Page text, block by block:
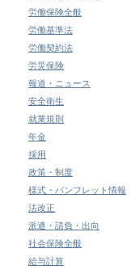
労働保険全般
労働基準法
労働契約法
労災保険
報道・ニュース
安全衛生
就業規則
年金
採用
政策・制度
様式・パンフレット情報
法改正
派遣・請負・出向
社会保険全般
給与計算